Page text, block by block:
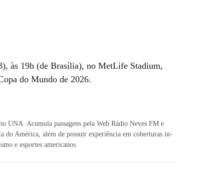
às 19h (de Brasília), no MetLife Stadium,
do Mundo de 2026.
UNA. Acumula passagens pela Web Rádio Neves FM e
do América, além de possuir experiência em coberturas in-
e esportes americanos.